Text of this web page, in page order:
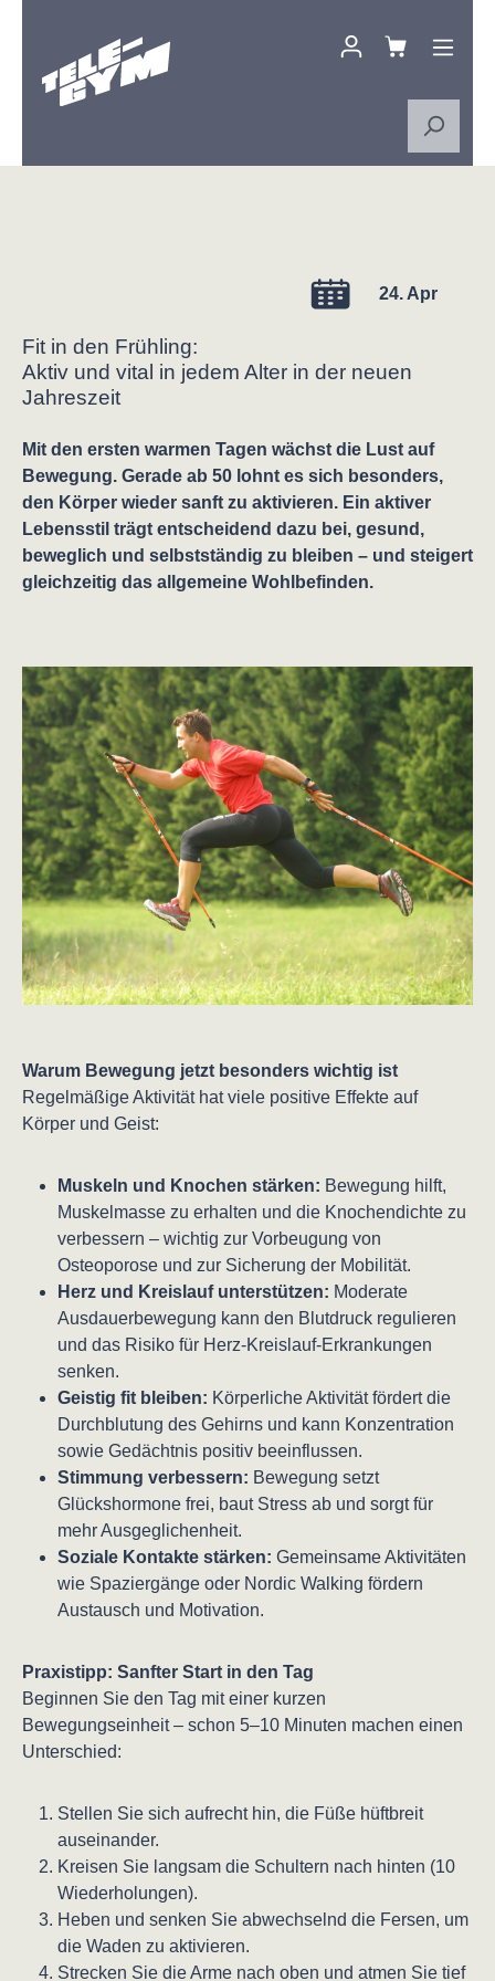
24. Apr
Fit in den Frühling:
Aktiv und vital in jedem Alter in der neuen
Jahreszeit
Mit den ersten warmen Tagen wächst die Lust auf
Bewegung. Gerade ab 50 lohnt es sich besonders,
den Körper wieder sanft zu aktivieren. Ein aktiver
Lebensstil trägt entscheidend dazu bei, gesund,
beweglich und selbstständig zu bleiben – und steigert
gleichzeitig das allgemeine Wohlbefinden.
Warum Bewegung jetzt besonders wichtig ist
Regelmäßige Aktivität hat viele positive Effekte auf
Körper und Geist:
Muskeln und Knochen stärken: Bewegung hilft,
Muskelmasse zu erhalten und die Knochendichte zu
verbessern – wichtig zur Vorbeugung von
Osteoporose und zur Sicherung der Mobilität.
Herz und Kreislauf unterstützen: Moderate
Ausdauerbewegung kann den Blutdruck regulieren
und das Risiko für Herz-Kreislauf-Erkrankungen
senken.
Geistig fit bleiben: Körperliche Aktivität fördert die
Durchblutung des Gehirns und kann Konzentration
sowie Gedächtnis positiv beeinflussen.
Stimmung verbessern: Bewegung setzt
Glückshormone frei, baut Stress ab und sorgt für
mehr Ausgeglichenheit.
Soziale Kontakte stärken: Gemeinsame Aktivitäten
wie Spaziergänge oder Nordic Walking fördern
Austausch und Motivation.
Praxistipp: Sanfter Start in den Tag
Beginnen Sie den Tag mit einer kurzen
Bewegungseinheit – schon 5–10 Minuten machen einen
Unterschied:
Stellen Sie sich aufrecht hin, die Füße hüftbreit
auseinander.
Kreisen Sie langsam die Schultern nach hinten (10
Wiederholungen).
Heben und senken Sie abwechselnd die Fersen, um
die Waden zu aktivieren.
Strecken Sie die Arme nach oben und atmen Sie tief